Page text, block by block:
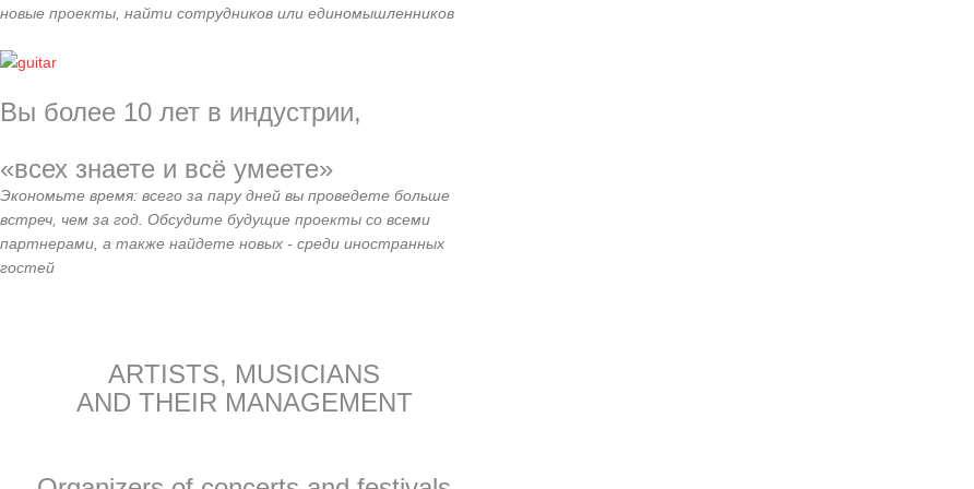
новые проекты, найти сотрудников или единомышленников
Вы более 10 лет в индустрии,
«всех знаете и всё умеете»
Экономьте время: всего за пару дней вы проведете больше
встреч, чем за год. Обсудите будущие проекты со всеми
партнерами, а также найдете новых - среди иностранных
гостей
ARTISTS, MUSICIANS
AND THEIR MANAGEMENT